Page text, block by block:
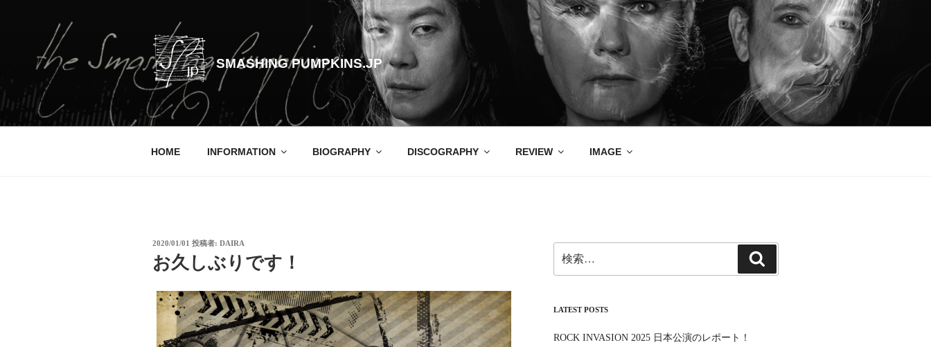
ス
キ
SMASHING PUMPKINS.JP
HOME INFORMATION BIOGRAPHY DISCOGRAPHY REVIEW IMAGE
投
稿
日:
2020/01/01 投稿者: DAIRA
お久しぶりです！
索:
索
LATEST POSTS
ROCK INVASION 2025 日本公演のレポート！